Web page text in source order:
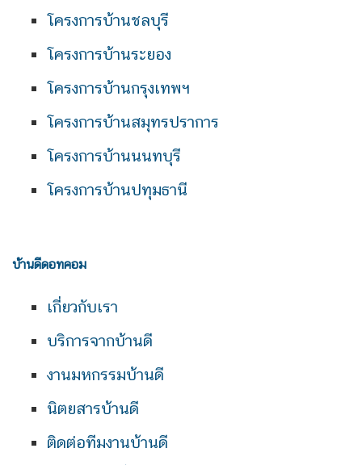
โครงการบ้านชลบุรี
โครงการบ้านระยอง
โครงการบ้านกรุงเทพฯ
โครงการบ้านสมุทรปราการ
โครงการบ้านนนทบุรี
โครงการบ้านปทุมธานี
บ้านดีดอทคอม
เกี่ยวกับเรา
บริการจากบ้านดี
งานมหกรรมบ้านดี
นิตยสารบ้านดี
ติดต่อทีมงานบ้านดี